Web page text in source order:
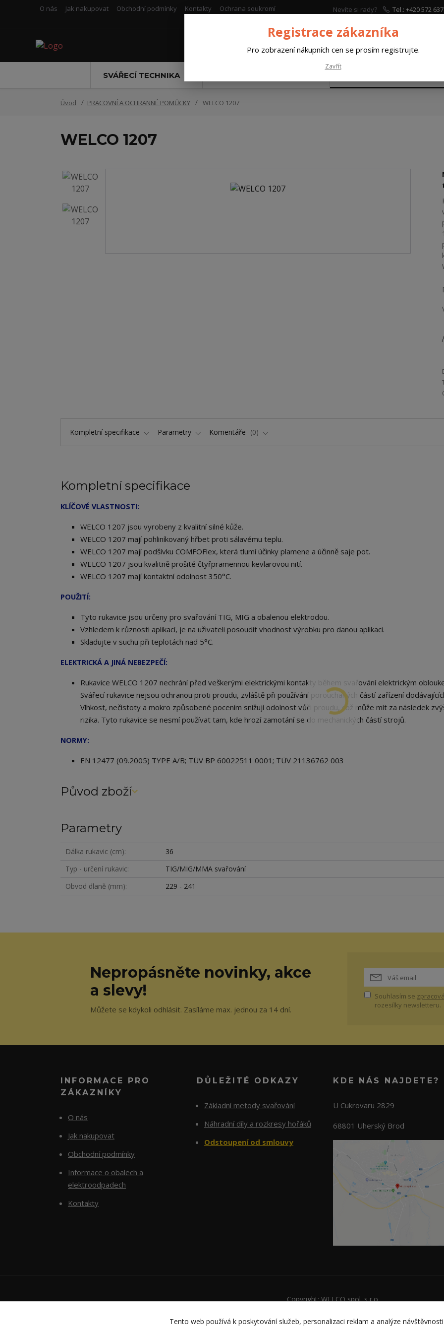
O nás Jak nakupovat Obchodní podmínky Kontakty Ochrana soukromí
Nevíte si rady?
Tel.: +420 572
SVÁŘECÍ TECHNIKA
Úvod PRACOVNÍ A OCHRANNÉ POMŮCKY WELCO 1207
WELCO 1207
/
Kompletní specifikace Parametry Komentáře 0
Kompletní specifikace
KLÍČOVÉ VLASTNOSTI:
WELCO 1207 jsou vyrobeny z kvalitní silné kůže.
WELCO 1207 mají pohliníkovaný hřbet proti sálavému teplu.
WELCO 1207 mají podšívku COMFOFlex, která tlumí účinky plamene a účinně saje pot.
WELCO 1207 jsou kvalitně prošité čtyřpramennou kevlarovou nití.
WELCO 1207 mají kontaktní odolnost 350°C.
POUŽITÍ:
Tyto rukavice jsou určeny pro svařování TIG, MIG a obalenou elektrodou.
Vzhledem k různosti aplikací, je na uživateli posoudit vhodnost výrobku pro danou aplikaci.
Skladujte v suchu při teplotách nad 5°C.
ELEKTRICKÁ A JINÁ NEBEZPEČÍ:
Rukavice WELCO 1207 nechrání před veškerými elektrickými kontakty během svařování elektrickým
Svářecí rukavice nejsou ochranou proti proudu, zvláště při používání porouchaných částí zařízení
Vlhkost, nečistoty a mokro způsobené pocením snižují odolnost vůči proudu, což může mít za následek
rizika. Tyto rukavice se nesmí používat tam, kde hrozí zamotání se do mechanických částí strojů.
NORMY:
EN 12477 (09.2005) TYPE A/B; TÜV BP 60022511 0001; TÜV 21136762 003
Původ zboží
Parametry
Dálka rukavic (cm)
36
Typ - určení rukavic
TIG/MIG/MMA svařování
Obvod dlaně (mm)
229 - 241
Nepropásněte novinky, akce
a slevy!
Můžete se kdykoli odhlásit. Zasíláme max. jednou za 14 dní.
Souhlasím se
rozesílky newsletteru.
INFORMACE PRO
ZÁKAZNÍKY
O nás
Jak nakupovat
Obchodní podmínky
Informace o obalech a
elektroodpadech
Kontakty
DŮLEŽITÉ ODKAZY
Základní metody svařování
Náhradní díly a rozkresy hořáků
Odstoupení od smlouvy
KDE NÁS NAJDETE?
U Cukrovaru 2829
68801 Uherský Brod
Copyright: WELCO spol. s r.o.
Registrace zákazníka
Pro zobrazení nákupních cen se prosím registrujte.
Zavřít
Tento web používá k poskytování služeb, personalizaci reklam a analýze